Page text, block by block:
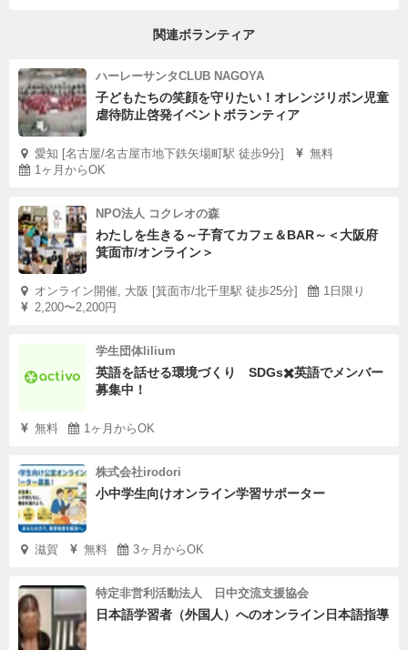
関連ボランティア
ハーレーサンタCLUB NAGOYA
子どもたちの笑顔を守りたい！オレンジリボン児童
虐待防止啓発イベントボランティア
愛知 [名古屋/名古屋市地下鉄矢場町駅 徒歩9分]
無料
1ヶ月からOK
NPO法人 コクレオの森
わたしを生きる～子育てカフェ＆BAR～＜大阪府
箕面市/オンライン＞
オンライン開催, 大阪 [箕面市/北千里駅 徒歩25分]
1日限り
2,200〜2,200円
学生団体lilium
英語を話せる環境づくり SDGs✖️英語でメンバー
募集中！
無料 1ヶ月からOK
株式会社irodori
小中学生向けオンライン学習サポーター
滋賀 無料 3ヶ月からOK
特定非営利活動法人 日中交流支援協会
日本語学習者（外国人）へのオンライン日本語指導